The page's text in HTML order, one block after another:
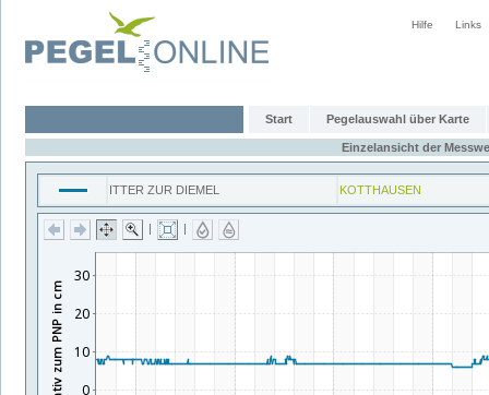
Hilfe Links
Start Pegelauswahl über Karte
Einzelansicht der
ITTER ZUR DIEMEL KOTTHAUSEN
| |